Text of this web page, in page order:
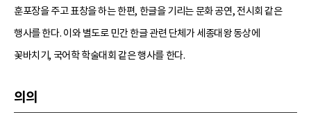
훈포장을 주고 표창을 하는 한편, 한글을 기리는 문화 공연, 전시회 같은
행사를 한다. 이와 별도로 민간 한글 관련 단체가 세종대왕 동상에
꽃바치기, 국어학 학술대회 같은 행사를 한다.
의의